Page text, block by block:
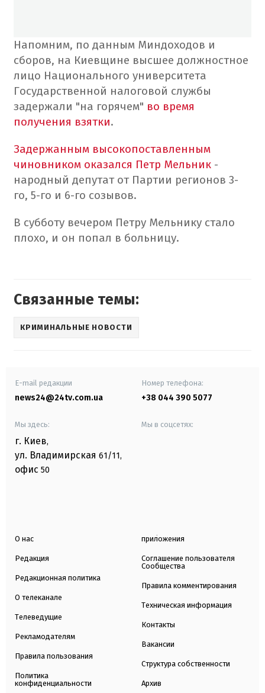
Напомним, по данным Миндоходов и
сборов, на Киевщине высшее должностное
лицо Национального университета
Государственной налоговой службы
задержали "на горячем" во время
получения взятки.
Задержанным высокопоставленным
чиновником оказался Петр Мельник -
народный депутат от Партии регионов 3-
го, 5-го и 6-го созывов.
В субботу вечером Петру Мельнику стало
плохо, и он попал в больницу.
Связанные темы:
КРИМИНАЛЬНЫЕ НОВОСТИ
E-mail редакции
news24@24tv.com.ua
Номер телефона:
+38 044 390 5077
Мы здесь:
г. Киев,
ул. Владимирская 61/11,
офис 50
Мы в соцсетях:
О нас
Редакция
Редакционная политика
О телеканале
Телеведущие
Рекламодателям
Правила пользования
Политика
конфиденциальности
приложения
Соглашение пользователя
Сообщества
Правила комментирования
Техническая информация
Контакты
Вакансии
Структура собственности
Архив